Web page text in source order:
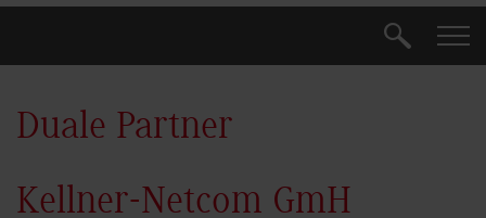
Suche
Duale Partner
Kellner-Netcom GmH